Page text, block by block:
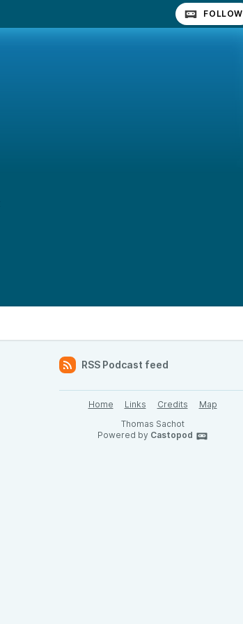
FOLLOW
RSS Podcast feed
Home Links Credits
Map
Thomas Sachot
Powered by Castopod